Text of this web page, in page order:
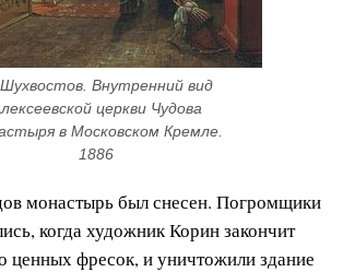
Внутренний вид
церкви Чудова
в Московском Кремле.
1886
монастырь был снесен. Погромщики
когда художник Корин закончит
ценных фресок, и уничтожили здание